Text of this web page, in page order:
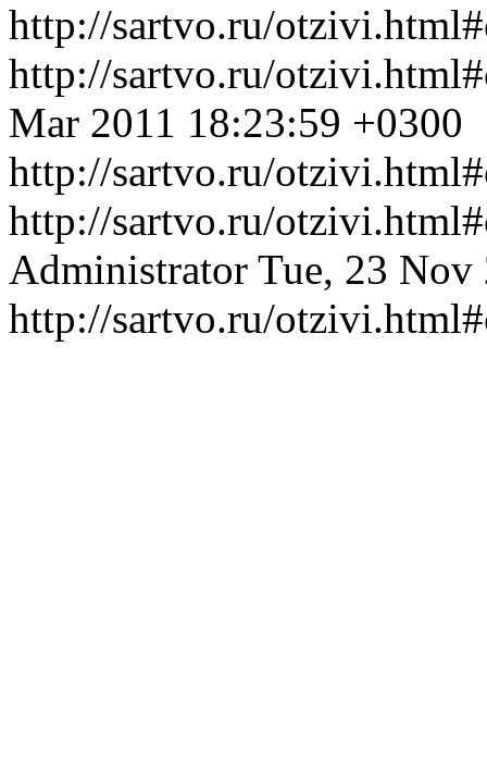
http://sartvo.ru/
http://sartvo.ru/
Mar 2011 18:23:59 +0300
http://sartvo.ru/
http://sartvo.ru/
Administrator Tue, 23 Nov
http://sartvo.ru/